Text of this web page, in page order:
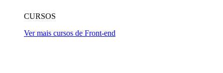
CURSOS
Ver mais cursos de Front-end